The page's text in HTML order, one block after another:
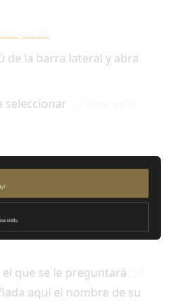
de la barra lateral y abra
seleccionar
que se le preguntará
aquí el nombre de su